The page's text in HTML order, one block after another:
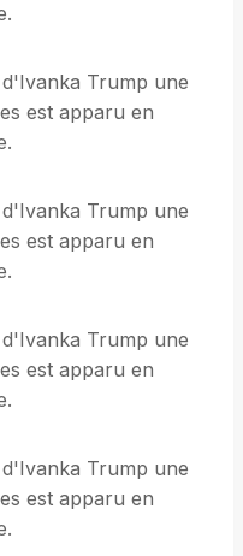
Trump une
est apparu en
Trump une
est apparu en
Trump une
est apparu en
Trump une
est apparu en